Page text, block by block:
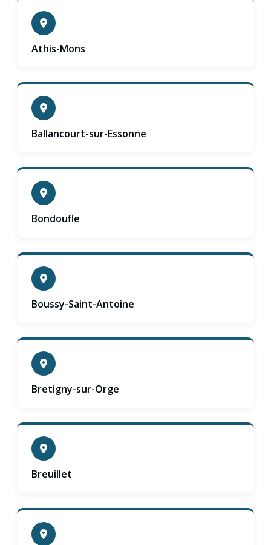
Athis-Mons
Ballancourt-sur-Essonne
Bondoufle
Boussy-Saint-Antoine
Bretigny-sur-Orge
Breuillet